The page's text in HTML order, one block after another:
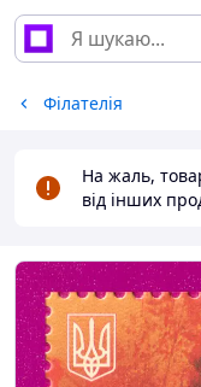
Філателія
На жаль,
від інших